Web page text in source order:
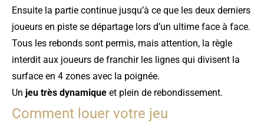
Ensuite la partie continue jusqu’à ce que les deux derniers
joueurs en piste se départage lors d’un ultime face à face.
Tous les rebonds sont permis, mais attention, la règle
interdit aux joueurs de franchir les lignes qui divisent la
surface en 4 zones avec la poignée.
Un jeu très dynamique et plein de rebondissement.
Comment louer votre jeu